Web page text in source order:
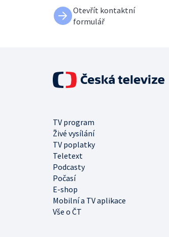
Otevřít kontaktní
formulář
TV program
Živé vysílání
TV poplatky
Teletext
Podcasty
Počasí
E-shop
Mobilní a TV aplikace
Vše o ČT